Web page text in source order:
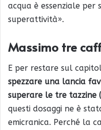
acqua è essenziale
superattività».
Massimo tre
E per restare sul
spezzare una lancia
superare le tre tazzine
questi dosaggi ne è
emicranica. Perché la